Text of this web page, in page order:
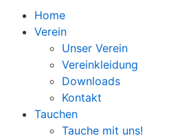
Home
Verein
Unser Verein
Vereinkleidung
Downloads
Kontakt
Tauchen
Tauche mit uns!